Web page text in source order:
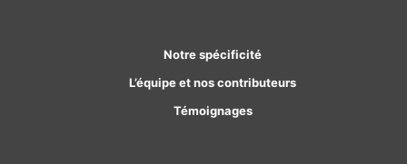
Notre spécificité
L’équipe et nos contributeurs
Témoignages